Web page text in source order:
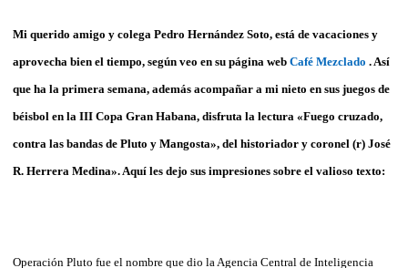
Mi querido amigo y colega Pedro Hernández Soto, está de vacaciones y
aprovecha bien el tiempo, según veo en su página web Café Mezclado . Así
que ha la primera semana, además acompañar a mi nieto en sus juegos de
béisbol en la III Copa Gran Habana, disfruta la lectura «Fuego cruzado,
contra las bandas de Pluto y Mangosta», del historiador y coronel (r) José
R. Herrera Medina». Aquí les dejo sus impresiones sobre el valioso texto:
Operación Pluto fue el nombre que dio la Agencia Central de Inteligencia